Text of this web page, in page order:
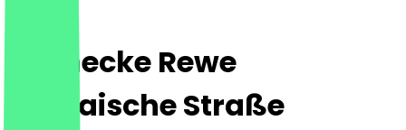
Steinecke Rewe
Bornaische Straße